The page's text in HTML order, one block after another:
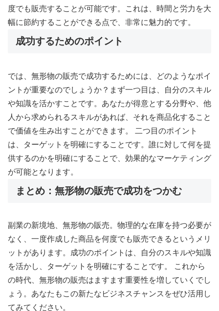
度でも販売することが可能です。これは、時間と労力を大
幅に節約することができる点で、非常に魅力的です。
成功するためのポイント
では、無形物の販売で成功するためには、どのようなポイ
ントが重要なのでしょうか？まず一つ目は、自分のスキル
や知識を活かすことです。あなたが得意とする分野や、他
人から求められるスキルがあれば、それを商品化すること
で価値を生み出すことができます。 二つ目のポイント
は、ターゲットを明確にすることです。誰に対して何を提
供するのかを明確にすることで、効果的なマーケティング
が可能となります。
まとめ：無形物の販売で成功をつかむ
副業の新境地、無形物の販売。物理的な在庫を持つ必要が
なく、一度作成した商品を何度でも販売できるというメリ
ットがあります。成功のポイントは、自分のスキルや知識
を活かし、ターゲットを明確にすることです。 これから
の時代、無形物の販売はますます重要性を増していくでし
ょう。あなたもこの新たなビジネスチャンスをぜひ活用し
てみてください。